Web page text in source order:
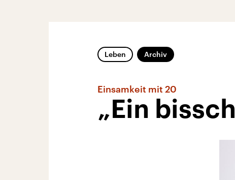
Leben Archiv
Einsamkeit mit 20
„Ein